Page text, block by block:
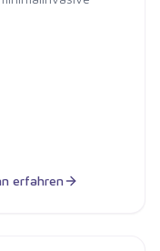
erfahren